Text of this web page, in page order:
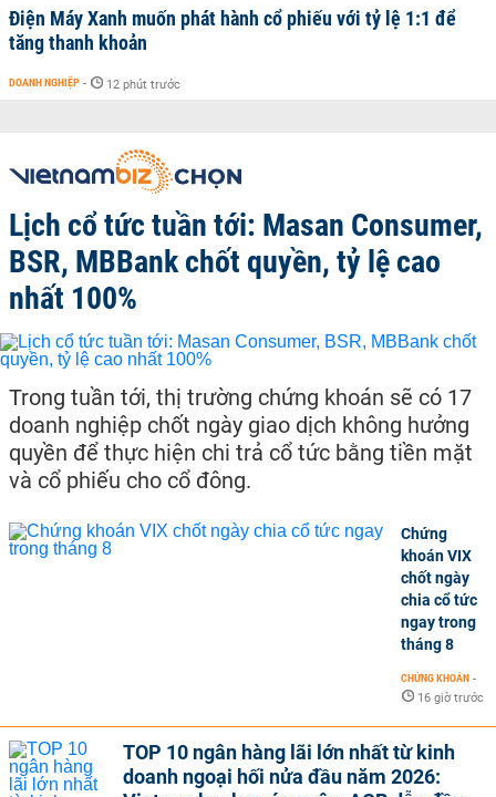
Điện Máy Xanh muốn phát hành cổ phiếu với tỷ lệ 1:1 để
tăng thanh khoản
DOANH NGHIỆP - 12 phút trước
Lịch cổ tức tuần tới: Masan Consumer,
BSR, MBBank chốt quyền, tỷ lệ cao
nhất 100%
Trong tuần tới, thị trường chứng khoán sẽ có 17
doanh nghiệp chốt ngày giao dịch không hưởng
quyền để thực hiện chi trả cổ tức bằng tiền mặt
và cổ phiếu cho cổ đông.
Chứng
khoán VIX
chốt ngày
chia cổ tức
ngay trong
tháng 8
CHỨNG KHOÁN -
16 giờ trước
TOP 10 ngân hàng lãi lớn nhất từ kinh
doanh ngoại hối nửa đầu năm 2026: